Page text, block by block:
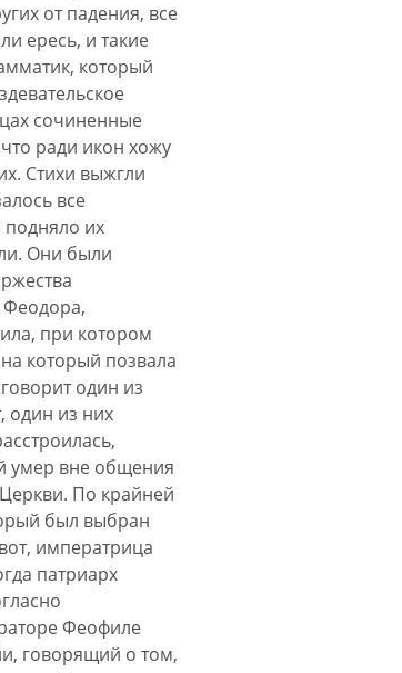
от падения, все
ересь, и такие
который
сочиненные
ради икон хожу
Стихи выжгли
все
подняло их
Они были
Феодора,
при котором
который позвала
один из
один из них
умер вне общения
По крайней
был выбран
императрица
патриарх
Феофиле
говорящий о том,